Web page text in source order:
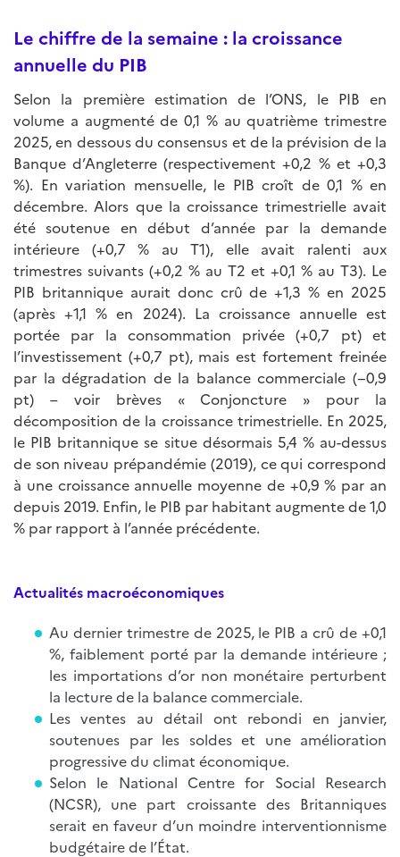
Le chiffre de la semaine : la croissance
annuelle du PIB
Selon la première estimation de l’ONS, le PIB en
volume a augmenté de 0,1 % au quatrième trimestre
2025, en dessous du consensus et de la prévision de la
Banque d’Angleterre (respectivement +0,2 % et +0,3
%). En variation mensuelle, le PIB croît de 0,1 % en
décembre. Alors que la croissance trimestrielle avait
été soutenue en début d’année par la demande
intérieure (+0,7 % au T1), elle avait ralenti aux
trimestres suivants (+0,2 % au T2 et +0,1 % au T3). Le
PIB britannique aurait donc crû de +1,3 % en 2025
(après +1,1 % en 2024). La croissance annuelle est
portée par la consommation privée (+0,7 pt) et
l’investissement (+0,7 pt), mais est fortement freinée
par la dégradation de la balance commerciale (−0,9
pt) – voir brèves « Conjoncture » pour la
décomposition de la croissance trimestrielle. En 2025,
le PIB britannique se situe désormais 5,4 % au-dessus
de son niveau prépandémie (2019), ce qui correspond
à une croissance annuelle moyenne de +0,9 % par an
depuis 2019. Enfin, le PIB par habitant augmente de 1,0
% par rapport à l’année précédente.
Actualités macroéconomiques
Au dernier trimestre de 2025, le PIB a crû de +0,1
%, faiblement porté par la demande intérieure ;
les importations d’or non monétaire perturbent
la lecture de la balance commerciale.
Les ventes au détail ont rebondi en janvier,
soutenues par les soldes et une amélioration
progressive du climat économique.
Selon le National Centre for Social Research
(NCSR), une part croissante des Britanniques
serait en faveur d’un moindre interventionnisme
budgétaire de l’État.